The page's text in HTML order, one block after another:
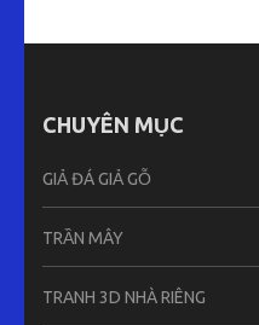
CHUYÊN MỤC
GIẢ ĐÁ GIẢ GỖ
TRẦN MÂY
TRANH 3D NHÀ RIÊNG